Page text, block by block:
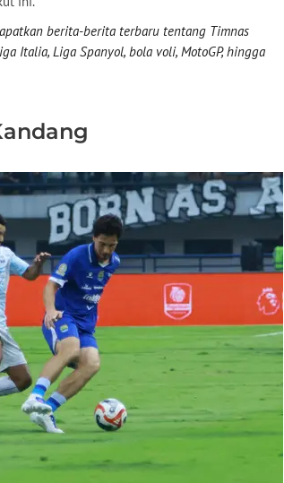
berita-berita terbaru tentang Timnas
Italia, Liga Spanyol, bola voli, MotoGP, hingga